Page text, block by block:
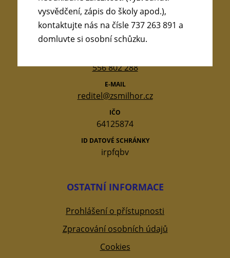
KONTAKTY
ADRESA
Obránců míru 369, 742 21
556 802 288
E-MAIL
reditel@zsmilhor.cz
IČO
64125874
ID DATOVÉ SCHRÁNKY
irpfqbv
OSTATNÍ INFORMACE
Prohlášení o přístupnosti
Zpracování osobních údajů
Cookies
vysvědčení, zápis do školy apod.),
kontaktujte nás na čísle 737 263 891 a
domluvte si osobní schůzku.